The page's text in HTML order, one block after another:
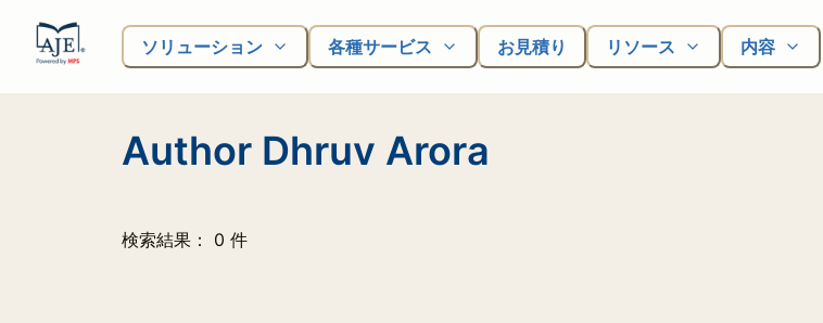
ソリューション 各種サービス お見積り リソース 内容
Author Dhruv Arora
検索結果： 0 件